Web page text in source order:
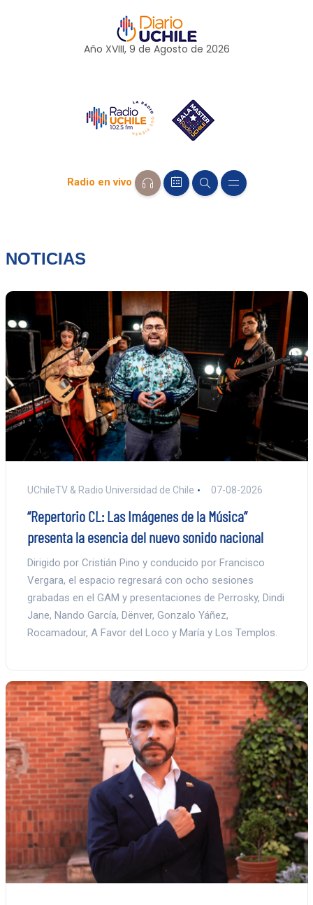
Año XVIII, 9 de Agosto de 2026
Radio en vivo
NOTICIAS
UChileTV & Radio Universidad de Chile 07-08-2026
“Repertorio CL: Las Imágenes de la Música”
presenta la esencia del nuevo sonido nacional
Dirigido por Cristián Pino y conducido por Francisco
Vergara, el espacio regresará con ocho sesiones
grabadas en el GAM y presentaciones de Perrosky, Dindi
Jane, Nando García, Dënver, Gonzalo Yáñez,
Rocamadour, A Favor del Loco y María y Los Templos.